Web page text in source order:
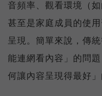
音頻率、觀看環境（
甚至是家庭成員的使
呈現。簡單來說，傳
能連網看內容」的問
何讓內容呈現得最好」